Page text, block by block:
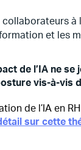
à
et les
de l’IA ne
vis-à-vis
de l’IA en
sur cette